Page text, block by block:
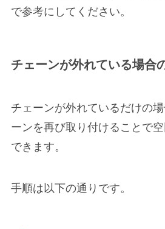
で参考にしてください。
チェーンが外れている場合
チェーンが外れているだけの
ーンを再び取り付けることで
できます。
手順は以下の通りです。